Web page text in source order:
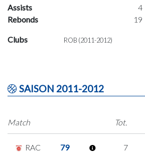
Assists
4
Rebonds
19
Clubs ROB (2011-2012)
SAISON 2011-2012
Match
Tot.
RAC
79
7